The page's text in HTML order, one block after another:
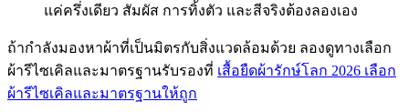
แค่ครึ่งเดียว สัมผัส การทิ้งตัว และสีจริงต้องลองเอง
ถ้ากำลังมองหาผ้าที่เป็นมิตรกับสิ่งแวดล้อมด้วย ลองดูทางเลือก
ผ้ารีไซเคิลและมาตรฐานรับรองที่ เสื้อยืดผ้ารักษ์โลก 2026 เลือก
ผ้ารีไซเคิลและมาตรฐานให้ถูก